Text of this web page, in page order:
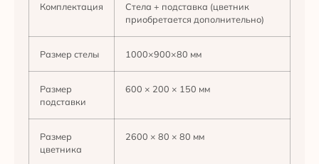
Комплектация
Стела + подставка (цветник
приобретается дополнительно)
Размер стелы 1000×900×80 мм
Размер
подставки
600 × 200 × 150 мм
Размер
цветника
2600 × 80 × 80 мм